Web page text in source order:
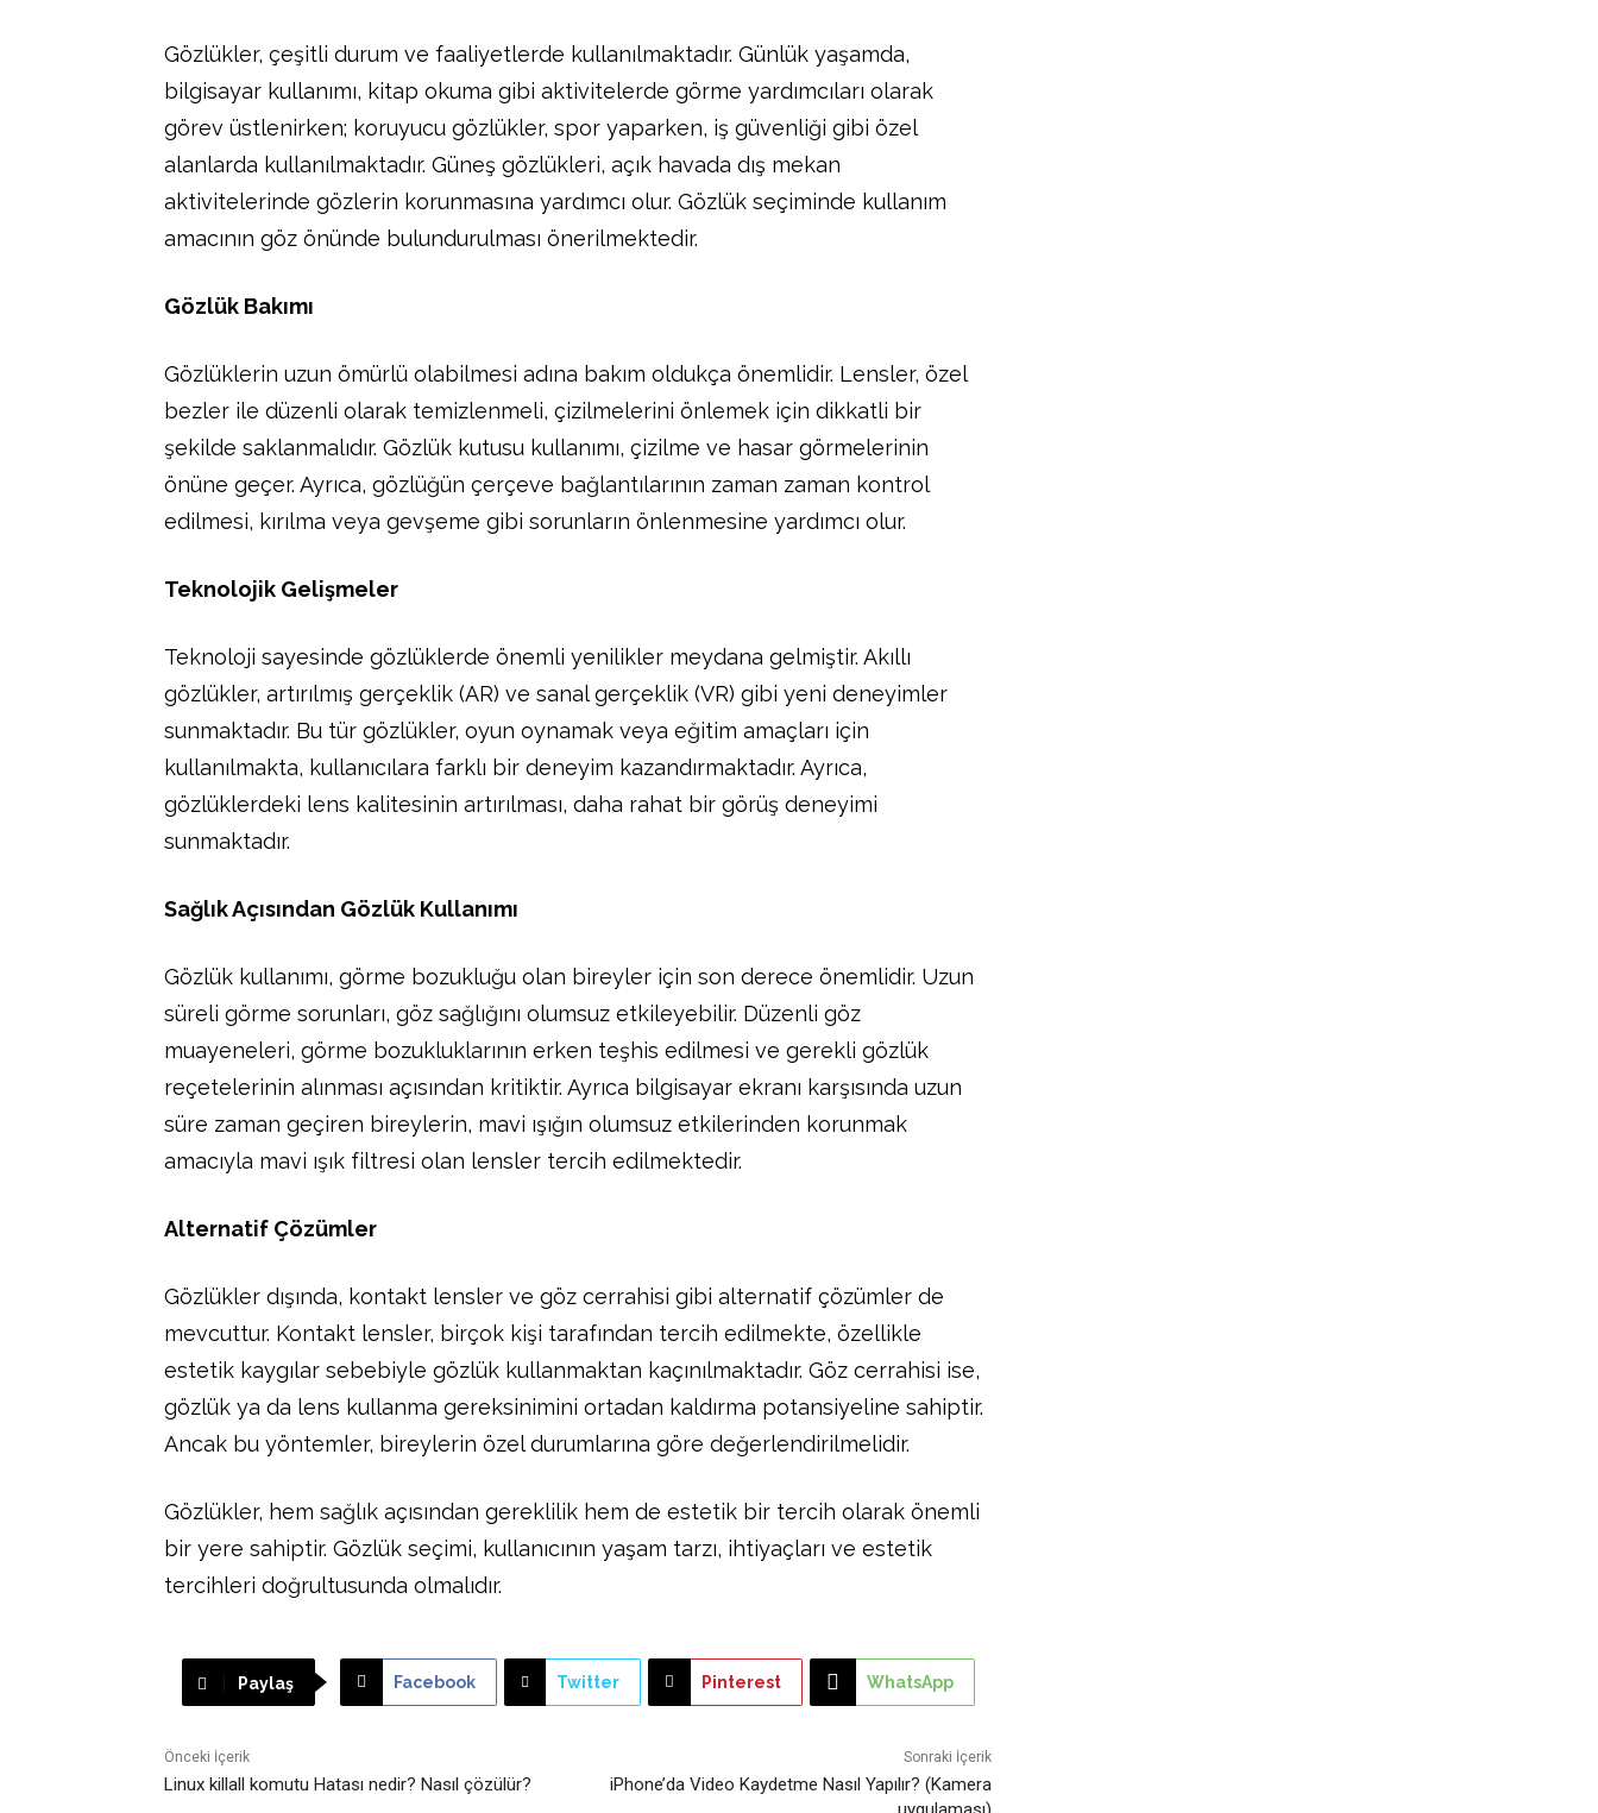
Gözlükler, çeşitli durum ve faaliyetlerde kullanılmaktadır. Günlük yaşamda,
bilgisayar kullanımı, kitap okuma gibi aktivitelerde görme yardımcıları olarak
görev üstlenirken; koruyucu gözlükler, spor yaparken, iş güvenliği gibi özel
alanlarda kullanılmaktadır. Güneş gözlükleri, açık havada dış mekan
aktivitelerinde gözlerin korunmasına yardımcı olur. Gözlük seçiminde kullanım
amacının göz önünde bulundurulması önerilmektedir.
Gözlük Bakımı
Gözlüklerin uzun ömürlü olabilmesi adına bakım oldukça önemlidir. Lensler, özel
bezler ile düzenli olarak temizlenmeli, çizilmelerini önlemek için dikkatli bir
şekilde saklanmalıdır. Gözlük kutusu kullanımı, çizilme ve hasar görmelerinin
önüne geçer. Ayrıca, gözlüğün çerçeve bağlantılarının zaman zaman kontrol
edilmesi, kırılma veya gevşeme gibi sorunların önlenmesine yardımcı olur.
Teknolojik Gelişmeler
Teknoloji sayesinde gözlüklerde önemli yenilikler meydana gelmiştir. Akıllı
gözlükler, artırılmış gerçeklik (AR) ve sanal gerçeklik (VR) gibi yeni deneyimler
sunmaktadır. Bu tür gözlükler, oyun oynamak veya eğitim amaçları için
kullanılmakta, kullanıcılara farklı bir deneyim kazandırmaktadır. Ayrıca,
gözlüklerdeki lens kalitesinin artırılması, daha rahat bir görüş deneyimi
sunmaktadır.
Sağlık Açısından Gözlük Kullanımı
Gözlük kullanımı, görme bozukluğu olan bireyler için son derece önemlidir. Uzun
süreli görme sorunları, göz sağlığını olumsuz etkileyebilir. Düzenli göz
muayeneleri, görme bozukluklarının erken teşhis edilmesi ve gerekli gözlük
reçetelerinin alınması açısından kritiktir. Ayrıca bilgisayar ekranı karşısında uzun
süre zaman geçiren bireylerin, mavi ışığın olumsuz etkilerinden korunmak
amacıyla mavi ışık filtresi olan lensler tercih edilmektedir.
Alternatif Çözümler
Gözlükler dışında, kontakt lensler ve göz cerrahisi gibi alternatif çözümler de
mevcuttur. Kontakt lensler, birçok kişi tarafından tercih edilmekte, özellikle
estetik kaygılar sebebiyle gözlük kullanmaktan kaçınılmaktadır. Göz cerrahisi ise,
gözlük ya da lens kullanma gereksinimini ortadan kaldırma potansiyeline sahiptir.
Ancak bu yöntemler, bireylerin özel durumlarına göre değerlendirilmelidir.
Gözlükler, hem sağlık açısından gereklilik hem de estetik bir tercih olarak önemli
bir yere sahiptir. Gözlük seçimi, kullanıcının yaşam tarzı, ihtiyaçları ve estetik
tercihleri doğrultusunda olmalıdır.
Paylaş Facebook Twitter Pinterest WhatsApp
Önceki İçerik
Linux killall komutu Hatası nedir? Nasıl çözülür?
Sonraki İçerik
iPhone’da Video Kaydetme Nasıl Yapılır? (Kamera